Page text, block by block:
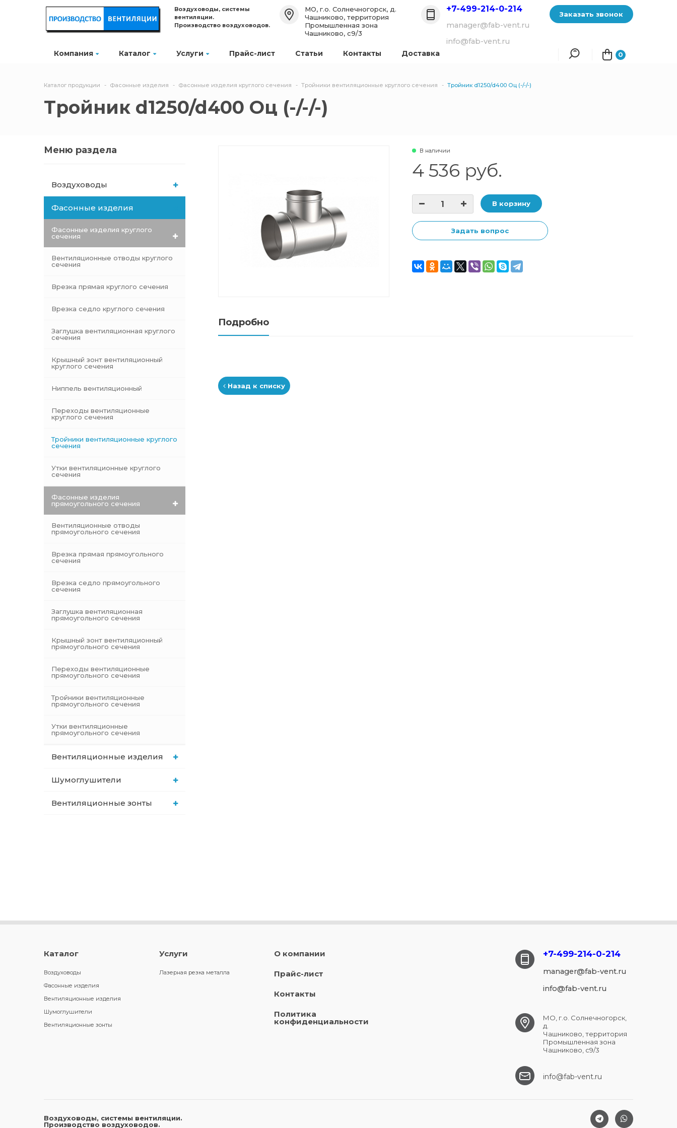
Компания Каталог Услуги Прайс-лист Статьи Контакты Доставка 0
Воздуховоды, системы
вентиляции.
Производство воздуховодов.
МО, г.о. Солнечногорск, д.
Чашниково, территория
Промышленная зона
Чашниково, с9/3
+7-499-214-0-214
manager@fab-vent.ru
info@fab-vent.ru
Заказать звонок
Каталог продукции Фасонные изделия Фасонные изделия круглого сечения Тройники вентиляционные круглого сечения Тройник d1250/d400 Оц (-/-/-)
Тройник d1250/d400 Оц (-/-/-)
Меню раздела
Воздуховоды
Фасонные изделия
Фасонные изделия круглого
сечения
Вентиляционные отводы круглого
сечения
Врезка прямая круглого сечения
Врезка седло круглого сечения
Заглушка вентиляционная круглого
сечения
Крышный зонт вентиляционный
круглого сечения
Ниппель вентиляционный
Переходы вентиляционные
круглого сечения
Тройники вентиляционные круглого
сечения
Утки вентиляционные круглого
сечения
Фасонные изделия
прямоугольного сечения
Вентиляционные отводы
прямоугольного сечения
Врезка прямая прямоугольного
сечения
Врезка седло прямоугольного
сечения
Заглушка вентиляционная
прямоугольного сечения
Крышный зонт вентиляционный
прямоугольного сечения
Переходы вентиляционные
прямоугольного сечения
Тройники вентиляционные
прямоугольного сечения
Утки вентиляционные
прямоугольного сечения
Вентиляционные изделия
Шумоглушители
Вентиляционные зонты
В наличии
4 536 руб.
В корзину
Задать вопрос
Подробно
Назад к списку
Каталог
Воздуховоды
Фасонные изделия
Вентиляционные изделия
Шумоглушители
Вентиляционные зонты
Услуги
Лазерная резка металла
О компании
Прайс-лист
Контакты
Политика
конфиденциальности
+7-499-214-0-214
manager@fab-vent.ru
info@fab-vent.ru
МО, г.о. Солнечногорск,
д.
Чашниково, территория
Промышленная зона
Чашниково, с9/3
info@fab-vent.ru
Воздуховоды, системы вентиляции.
Производство воздуховодов.